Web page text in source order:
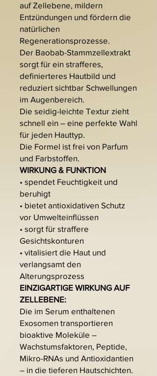
auf Zellebene, mildern
Entzündungen und fördern die
natürlichen
Regenerationsprozesse.
Der Baobab-Stammzellextrakt
sorgt für ein strafferes,
definierteres Hautbild und
reduziert sichtbar Schwellungen
im Augenbereich.
Die seidig-leichte Textur zieht
schnell ein – eine perfekte Wahl
für jeden Hauttyp.
Die Formel ist frei von Parfum
und Farbstoffen.
WIRKUNG & FUNKTION
• spendet Feuchtigkeit und
beruhigt
• bietet antioxidativen Schutz
vor Umwelteinflüssen
• sorgt für straffere
Gesichtskonturen
• vitalisiert die Haut und
verlangsamt den
Alterungsprozess
EINZIGARTIGE WIRKUNG AUF
ZELLEBENE:
Die im Serum enthaltenen
Exosomen transportieren
bioaktive Moleküle –
Wachstumsfaktoren, Peptide,
Mikro-RNAs und Antioxidantien
– in die tieferen Hautschichten.